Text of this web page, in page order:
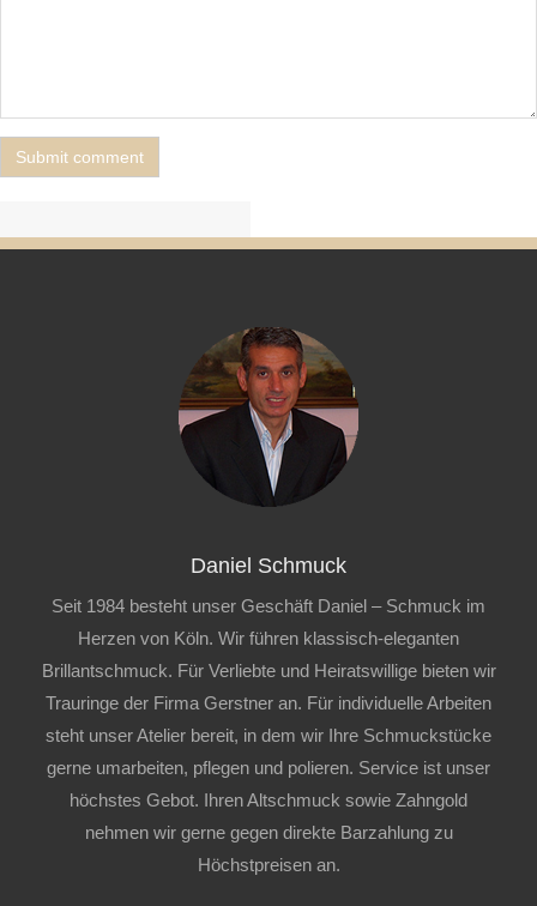
Daniel Schmuck
Seit 1984 besteht unser Geschäft Daniel – Schmuck im
Herzen von Köln. Wir führen klassisch-eleganten
Brillantschmuck. Für Verliebte und Heiratswillige bieten wir
Trauringe der Firma Gerstner an. Für individuelle Arbeiten
steht unser Atelier bereit, in dem wir Ihre Schmuckstücke
gerne umarbeiten, pflegen und polieren. Service ist unser
höchstes Gebot. Ihren Altschmuck sowie Zahngold
nehmen wir gerne gegen direkte Barzahlung zu
Höchstpreisen an.